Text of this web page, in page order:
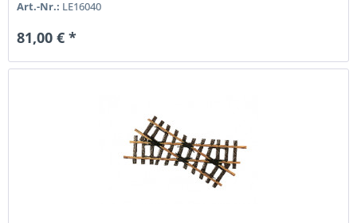
Art.-Nr.: LE16040
81,00 € *